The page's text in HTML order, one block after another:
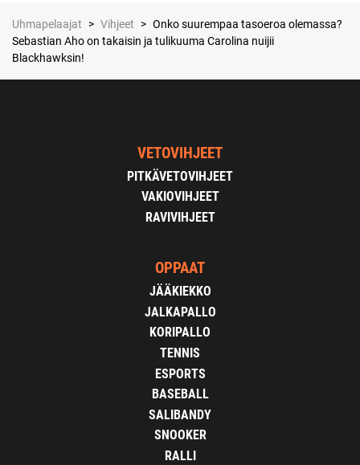
Uhmapelaajat > Vihjeet > Onko suurempaa tasoeroa olemassa?
Sebastian Aho on takaisin ja tulikuuma Carolina nuijii
Blackhawksin!
VETOVIHJEET
PITKÄVETOVIHJEET
VAKIOVIHJEET
RAVIVIHJEET
OPPAAT
JÄÄKIEKKO
JALKAPALLO
KORIPALLO
TENNIS
ESPORTS
BASEBALL
SALIBANDY
SNOOKER
RALLI